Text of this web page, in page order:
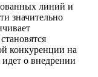
линий и
значительно
конкуренции на
идет о внедрении